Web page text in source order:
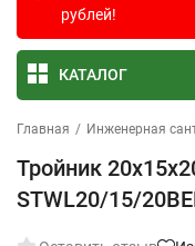
рублей!
КАТАЛОГ
Главная / Инженерная
Тройник
STWL20/15/